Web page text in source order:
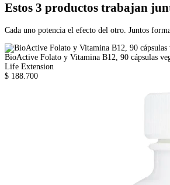
Estos 3 productos trabajan
Cada uno potencia el efecto del otro. Juntos
BioActive Folato y Vitamina B12, 90 cápsulas
Life Extension
$ 188.700